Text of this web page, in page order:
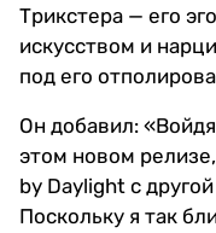
Трикстера — его
искусством и
под его
Он добавил:
этом новом
by Daylight с
Поскольку я так